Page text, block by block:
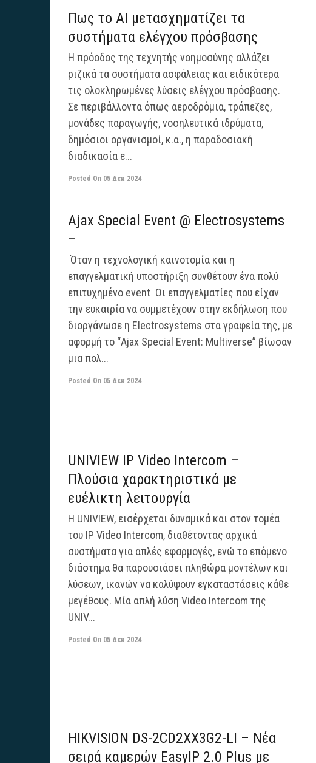
Πως το AI μετασχηματίζει τα
συστήματα ελέγχου πρόσβασης
Η πρόοδος της τεχνητής νοημοσύνης αλλάζει
ριζικά τα συστήματα ασφάλειας και ειδικότερα
τις ολοκληρωμένες λύσεις ελέγχου πρόσβασης.
Σε περιβάλλοντα όπως αεροδρόμια, τράπεζες,
μονάδες παραγωγής, νοσηλευτικά ιδρύματα,
δημόσιοι οργανισμοί, κ.α., η παραδοσιακή
διαδικασία ε...
Posted On 05 Δεκ 2024
Ajax Special Event @ Electrosystems
–
Όταν η τεχνολογική καινοτομία και η
επαγγελματική υποστήριξη συνθέτουν ένα πολύ
επιτυχημένο event Οι επαγγελματίες που είχαν
την ευκαιρία να συμμετέχουν στην εκδήλωση που
διοργάνωσε η Electrosystems στα γραφεία της, με
αφορμή το “Ajax Special Event: Multiverse” βίωσαν
μια πολ...
Posted On 05 Δεκ 2024
UNIVIEW IP Video Intercom –
Πλούσια χαρακτηριστικά με
ευέλικτη λειτουργία
H UNIVIEW, εισέρχεται δυναμικά και στον τομέα
του IP Video Intercom, διαθέτοντας αρχικά
συστήματα για απλές εφαρμογές, ενώ το επόμενο
διάστημα θα παρουσιάσει πληθώρα μοντέλων και
λύσεων, ικανών να καλύψουν εγκαταστάσεις κάθε
μεγέθους. Μία απλή λύση Video Intercom της
UNIV...
Posted On 05 Δεκ 2024
HIKVISION DS-2CD2XX3G2-LI – Νέα
σειρά καμερών EasyIP 2.0 Plus με